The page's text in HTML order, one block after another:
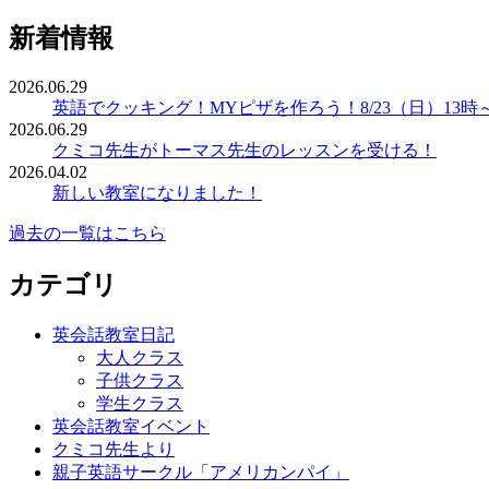
新着情報
2026.06.29
英語でクッキング！MYピザを作ろう！8/23（日）13時
2026.06.29
クミコ先生がトーマス先生のレッスンを受ける！
2026.04.02
新しい教室になりました！
過去の一覧はこちら
カテゴリ
英会話教室日記
大人クラス
子供クラス
学生クラス
英会話教室イベント
クミコ先生より
親子英語サークル「アメリカンパイ」